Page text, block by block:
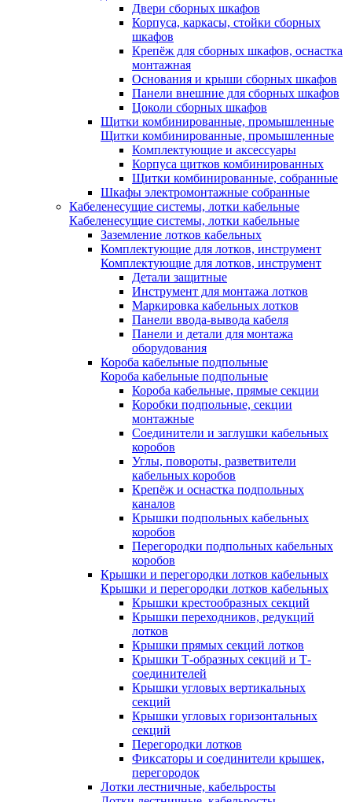
Двери сборных шкафов
Корпуса, каркасы, стойки сборных
шкафов
Крепёж для сборных шкафов, оснастка
монтажная
Основания и крыши сборных шкафов
Панели внешние для сборных шкафов
Цоколи сборных шкафов
Щитки комбинированные, промышленные
Щитки комбинированные, промышленные
Комплектующие и аксессуары
Корпуса щитков комбинированных
Щитки комбинированные, собранные
Шкафы электромонтажные собранные
Кабеленесущие системы, лотки кабельные
Кабеленесущие системы, лотки кабельные
Заземление лотков кабельных
Комплектующие для лотков, инструмент
Комплектующие для лотков, инструмент
Детали защитные
Инструмент для монтажа лотков
Маркировка кабельных лотков
Панели ввода-вывода кабеля
Панели и детали для монтажа
оборудования
Короба кабельные подпольные
Короба кабельные подпольные
Короба кабельные, прямые секции
Коробки подпольные, секции
монтажные
Соединители и заглушки кабельных
коробов
Углы, повороты, разветвители
кабельных коробов
Крепёж и оснастка подпольных
каналов
Крышки подпольных кабельных
коробов
Перегородки подпольных кабельных
коробов
Крышки и перегородки лотков кабельных
Крышки и перегородки лотков кабельных
Крышки крестообразных секций
Крышки переходников, редукций
лотков
Крышки прямых секций лотков
Крышки Т-образных секций и Т-
соединителей
Крышки угловых вертикальных
секций
Крышки угловых горизонтальных
секций
Перегородки лотков
Фиксаторы и соединители крышек,
перегородок
Лотки лестничные, кабельросты